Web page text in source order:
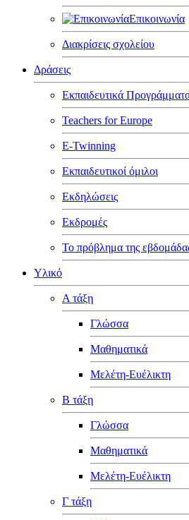
Επικοινωνία
Διακρίσεις σχολείου
Δράσεις
Εκπαιδευτικά
Teachers for Europe
E-Twinning
Εκπαιδευτικοί όμιλοι
Εκδηλώσεις
Εκδρομές
Το πρόβλημα της
Υλικό
Α τάξη
Γλώσσα
Μαθηματικά
Μελέτη-Ευέλικτη
Β τάξη
Γλώσσα
Μαθηματικά
Μελέτη-Ευέλικτη
Γ τάξη